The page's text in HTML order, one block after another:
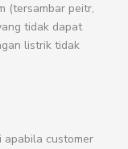
(tersambar peitr,
tidak dapat
listrik tidak
apabila customer